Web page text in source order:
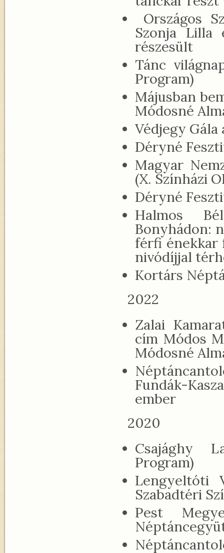
Országos
Szonja Lilla
részesült
Tánc
Program)
Májusban
Módosné
Védjegy Gála
Déryné
Magyar
(X. Színházi
Déryné
Halmos
Bonyhádon:
férfi énekkar
nivódíjjal
Kortárs
2022
Zalai
cím Módos
Módosné
Fundák-
ember
2020
Csajághy
Program)
Lengyeltóti
Szabadtéri
Pest